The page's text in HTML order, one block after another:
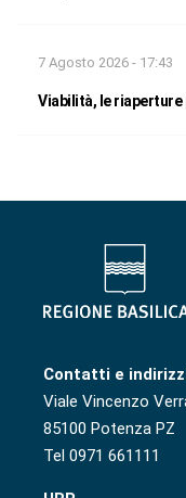
7 Agosto 2026 - 17:43
Viabilità, le
Contatti e
Viale Vincenzo
85100 Potenza PZ
Tel 0971 661111